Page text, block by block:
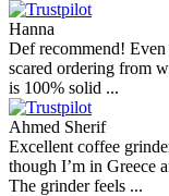
Hanna
Def recommend!
scared ordering from
is 100% solid ...
Ahmed Sherif
Excellent coffee
though I’m in Greece
The grinder feels ...